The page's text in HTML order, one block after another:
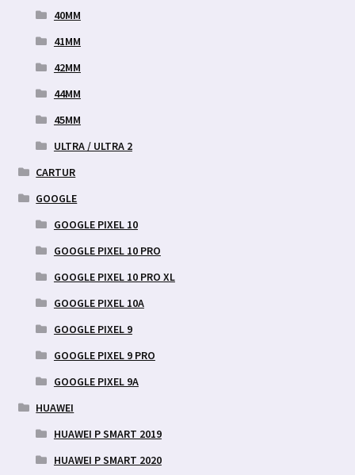
40MM
41MM
42MM
44MM
45MM
ULTRA / ULTRA 2
CARTUR
GOOGLE
GOOGLE PIXEL 10
GOOGLE PIXEL 10 PRO
GOOGLE PIXEL 10 PRO XL
GOOGLE PIXEL 10A
GOOGLE PIXEL 9
GOOGLE PIXEL 9 PRO
GOOGLE PIXEL 9A
HUAWEI
HUAWEI P SMART 2019
HUAWEI P SMART 2020